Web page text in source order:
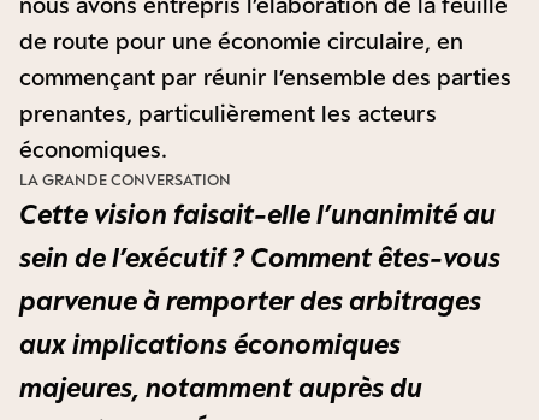
de route pour une économie circulaire, en
commençant par réunir l’ensemble des parties
prenantes, particulièrement les acteurs
économiques.
Cette vision faisait-elle l’unanimité au
sein de l’exécutif ? Comment êtes-vous
parvenue à remporter des arbitrages
aux implications économiques
majeures, notamment auprès du
LA GRANDE CONVERSATION